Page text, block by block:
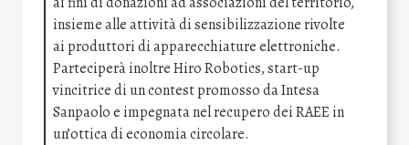
insieme alle attività di sensibilizzazione rivolte
ai produttori di apparecchiature elettroniche.
Parteciperà inoltre Hiro Robotics, start-up
vincitrice di un contest promosso da Intesa
Sanpaolo e impegnata nel recupero dei RAEE in
un’ottica di economia circolare.